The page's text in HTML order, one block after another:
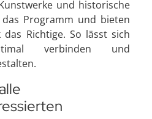
und historische
Programm und bieten
Richtige. So lässt sich
verbinden und